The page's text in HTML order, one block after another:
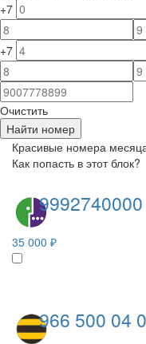
+7
+7
Очистить
Найти номер
Красивые номера
Как попасть в этот блок?
9992740000
35 000 ₽
966 500 04